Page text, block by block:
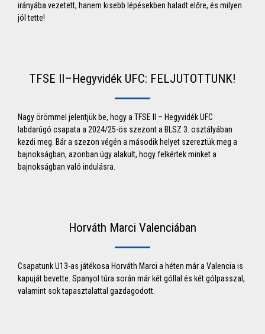
irányába vezetett, hanem kisebb lépésekben haladt előre, és milyen
jól tette!
TFSE II–Hegyvidék UFC: FELJUTOTTUNK!
Nagy örömmel jelentjük be, hogy a TFSE II – Hegyvidék UFC
labdarúgó csapata a 2024/25-ös szezont a BLSZ 3. osztályában
kezdi meg. Bár a szezon végén a második helyet szereztük meg a
bajnokságban, azonban úgy alakult, hogy felkértek minket a
bajnokságban való indulásra.
Horváth Marci Valenciában
Csapatunk U13-as játékosa Horváth Marci a héten már a Valencia is
kapuját bevette. Spanyol túra során már két góllal és két gólpasszal,
valamint sok tapasztalattal gazdagodott.